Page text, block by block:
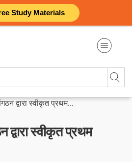
Study Materials
द्वारा स्वीकृत प्रथम...
द्वारा स्वीकृत प्रथम